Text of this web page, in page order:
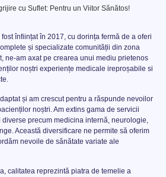
cu Suflet: Pentru un Viitor Sănătos!
înființat în 2017, cu dorința fermă de a oferi
și specializate comunității din zona
ne-am axat pe crearea unui mediu prietenos
noștri experiențe medicale ireproșabile si
și am crescut pentru a răspunde nevoilor
noștri. Am extins gama de servicii
precum medicina internă, neurologie,
Această diversificare ne permite să oferim
nevoile de sănătate variate ale
calitatea reprezintă piatra de temelie a